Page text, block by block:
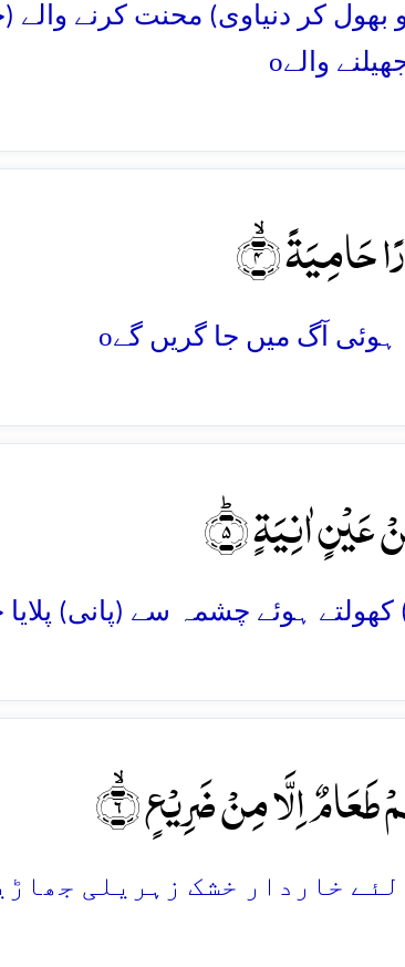
کو بھول کر دنیاوی) محنت کرنے
والےo
حَامِیَۃً ۙ﴿۴﴾
o
اٰنِیَۃٍ ؕ﴿۵﴾
اِلَّا مِنۡ ضَرِیۡعٍ ۙ﴿۶﴾